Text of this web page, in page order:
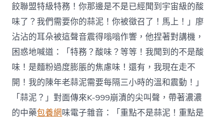
餃聯盟特級特務！你那邊是不是已經聞到宇宙級的酸
味了？我們需要你的蒜泥！你被徵召了！馬上！」廖
沾沾的耳朵被這聲音震得嗡嗡作響，他捏著對講機，
困惑地喊道：「特務？酸味？等等！我聞到的不是酸
味！是麵粉過度膨脹的焦慮味！還有，我現在走不
開！我的陳年老蒜泥需要每隔三小時的溫和震動！」
「蒜泥？」對面傳來K-999崩潰的尖叫聲，帶著濃濃
的中藥包養網味電子雜音：「重點不是蒜泥！重點是